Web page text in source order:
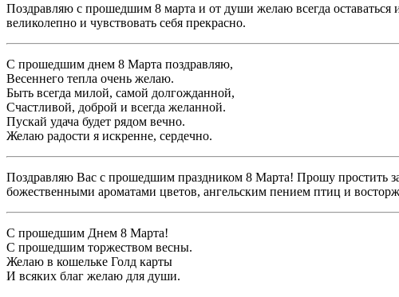
Поздравляю с прошедшим 8 марта и от души желаю всегда
великолепно и чувствовать себя прекрасно.
С прошедшим днем 8 Марта поздравляю,
Весеннего тепла очень желаю.
Быть всегда милой, самой долгожданной,
Счастливой, доброй и всегда желанной.
Пускай удача будет рядом вечно.
Желаю радости я искренне, сердечно.
Поздравляю Вас с прошедшим праздником 8 Марта! Прошу простить
божественными ароматами цветов, ангельским пением птиц и
С прошедшим Днем 8 Марта!
С прошедшим торжеством весны.
Желаю в кошельке Голд карты
И всяких благ желаю для души.